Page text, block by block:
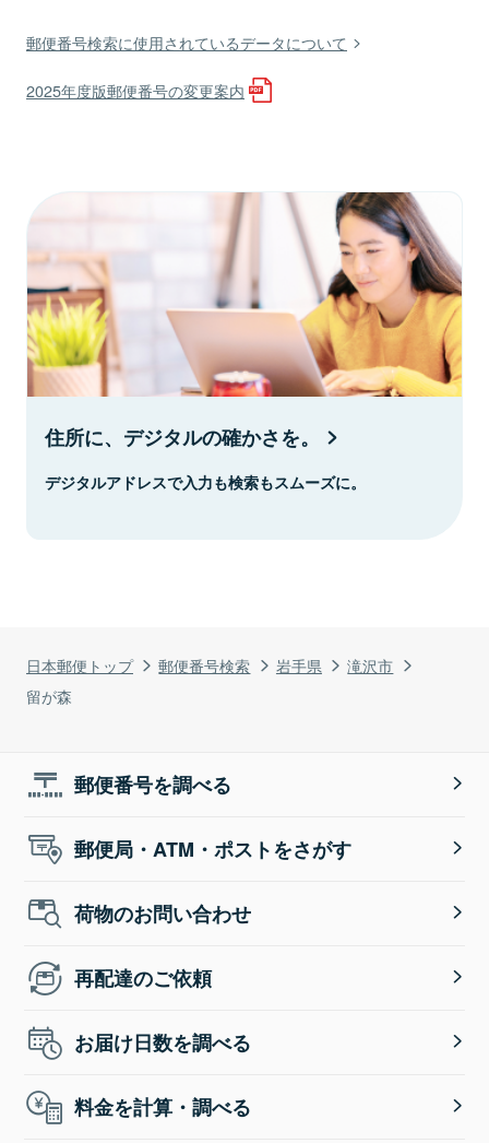
日本郵便トップ 郵便番号検索 岩手県
滝沢市
留が森
郵便番号検索に使用されているデータについて
2025年度版郵便番号の変更案内
住所に、デジタルの確かさを。
デジタルアドレスで入力も検索もスムーズに。
郵便番号を調べる
郵便局・ATM・ポストをさがす
荷物のお問い合わせ
再配達のご依頼
お届け日数を調べる
料金を計算・調べる